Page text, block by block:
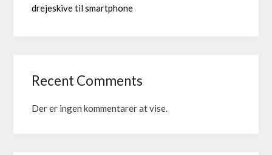
drejeskive til smartphone
Recent Comments
Der er ingen kommentarer at vise.